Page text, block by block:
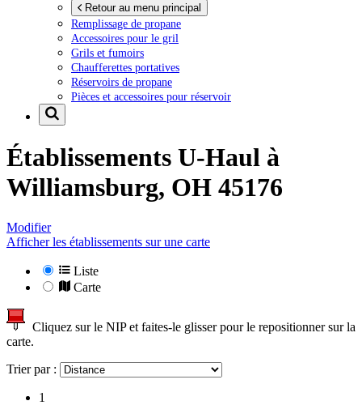
Retour au menu principal
Remplissage de propane
Accessoires pour le gril
Grils et fumoirs
Chaufferettes portatives
Réservoirs de propane
Pièces et accessoires pour réservoir
Établissements U-Haul à
Williamsburg, OH 45176
Modifier
Afficher les établissements sur une carte
Liste
Carte
Cliquez sur le NIP et faites-le glisser pour le repositionner sur la
carte.
Trier par :
1